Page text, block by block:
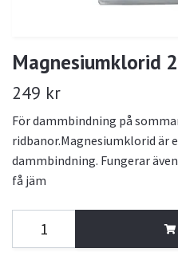
Magnesiumklorid
249 kr
För dammbindning på
ridbanor.Magnesiumklorid
dammbindning. Fungerar
få jäm